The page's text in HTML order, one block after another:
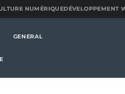
NUMÉRIQUEDÉVELOPPEMENT
GENERAL